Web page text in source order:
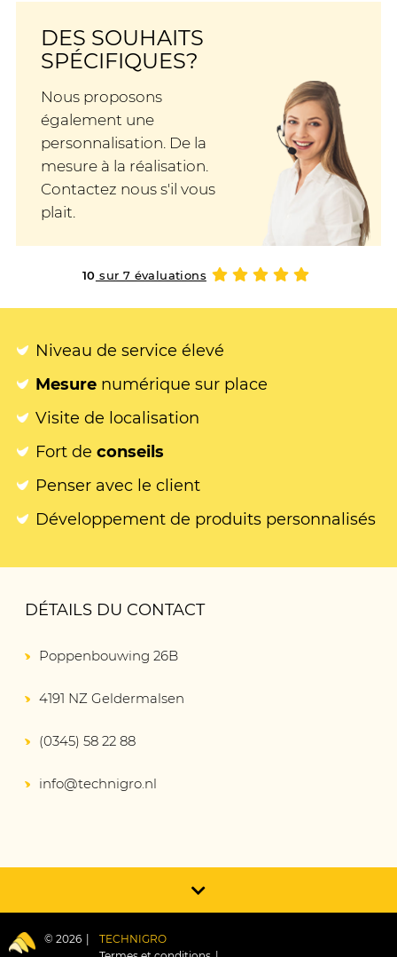
DES SOUHAITS
SPÉCIFIQUES?
Nous proposons
également une
personnalisation. De la
mesure à la réalisation.
Contactez nous s'il vous
plait.
10 sur 7 évaluations
Niveau de service élevé
Mesure numérique sur place
Visite de localisation
Fort de conseils
Penser avec le client
Développement de produits personnalisés
DÉTAILS DU CONTACT
Poppenbouwing 26B
4191 NZ Geldermalsen
(0345) 58 22 88
info@technigro.nl
© 2026
TECHNIGRO